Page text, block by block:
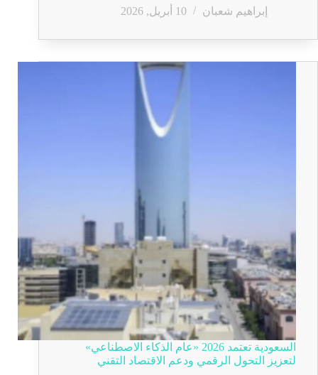
إبراهيم شعبان
10 أبريل, 2026
السعودية تعتمد 2026 «عام الذكاء الاصطناعي»
لتعزيز التحول الرقمي ودعم الاقتصاد التقني